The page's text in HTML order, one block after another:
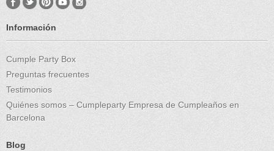
Información
Cumple Party Box
Preguntas frecuentes
Testimonios
Quiénes somos – Cumpleparty Empresa de Cumpleaños en
Barcelona
Blog